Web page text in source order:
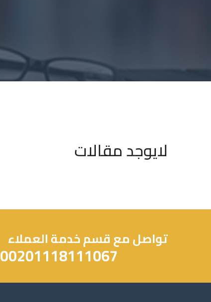
لايوجد مقالات
تواصل مع قسم خدمة العملاء
00201118111067